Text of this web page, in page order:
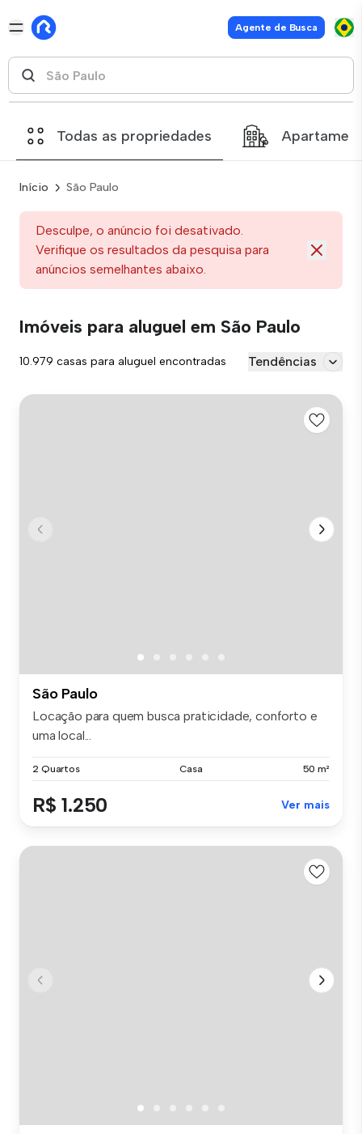
Agente de Busca
Todas as propriedades
Início São Paulo
Desculpe, o anúncio foi desativado.
Verifique os resultados da pesquisa para
anúncios semelhantes abaixo.
Imóveis para aluguel em São Paulo
10.979 casas para aluguel encontradas Tendências
São Paulo
Locação para quem busca praticidade, conforto e
uma local...
2 Quartos Casa 50 m²
R$ 1.250 Ver mais